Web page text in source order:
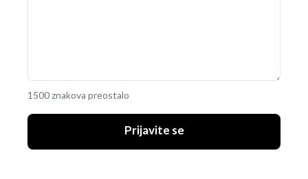
1500 znakova preostalo
Prijavite se